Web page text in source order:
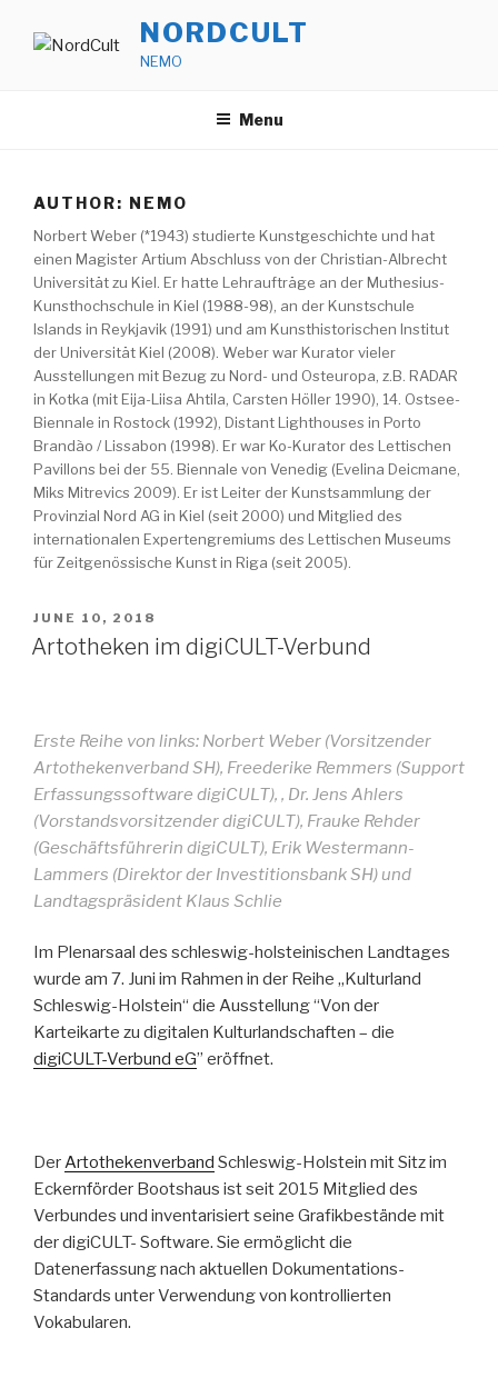
NORDCULT
NEMO
Menu
AUTHOR: NEMO
Norbert Weber (*1943) studierte Kunstgeschichte und hat
einen Magister Artium Abschluss von der Christian-Albrecht
Universität zu Kiel. Er hatte Lehraufträge an der Muthesius-
Kunsthochschule in Kiel (1988-98), an der Kunstschule
Islands in Reykjavik (1991) und am Kunsthistorischen Institut
der Universität Kiel (2008). Weber war Kurator vieler
Ausstellungen mit Bezug zu Nord- und Osteuropa, z.B. RADAR
in Kotka (mit Eija-Liisa Ahtila, Carsten Höller 1990), 14. Ostsee-
Biennale in Rostock (1992), Distant Lighthouses in Porto
Brandão / Lissabon (1998). Er war Ko-Kurator des Lettischen
Pavillons bei der 55. Biennale von Venedig (Evelina Deicmane,
Miks Mitrevics 2009). Er ist Leiter der Kunstsammlung der
Provinzial Nord AG in Kiel (seit 2000) und Mitglied des
internationalen Expertengremiums des Lettischen Museums
für Zeitgenössische Kunst in Riga (seit 2005).
POSTED
ON
JUNE 10, 2018
Artotheken im digiCULT-Verbund
Erste Reihe von links: Norbert Weber (Vorsitzender
Artothekenverband SH), Freederike Remmers (Support
Erfassungssoftware digiCULT), , Dr. Jens Ahlers
(Vorstandsvorsitzender digiCULT), Frauke Rehder
(Geschäftsführerin digiCULT), Erik Westermann-
Lammers (Direktor der Investitionsbank SH) und
Landtagspräsident Klaus Schlie
Im Plenarsaal des schleswig-holsteinischen Landtages
wurde am 7. Juni im Rahmen in der Reihe „Kulturland
Schleswig-Holstein“ die Ausstellung “Von der
Karteikarte zu digitalen Kulturlandschaften – die
digiCULT-Verbund eG” eröffnet.
DerArtothekenverband Schleswig-Holstein mit Sitz im
Eckernförder Bootshaus ist seit 2015 Mitglied des
Verbundes und inventarisiert seine Grafikbestände mit
der digiCULT- Software. Sie ermöglicht die
Datenerfassung nach aktuellen Dokumentations-
Standards unter Verwendung von kontrollierten
Vokabularen.